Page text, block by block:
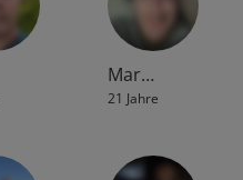
Mar…
21 Jahre